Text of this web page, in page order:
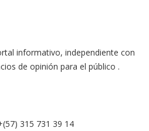
informativo, independiente con
de opinión para el público .
315 731 39 14